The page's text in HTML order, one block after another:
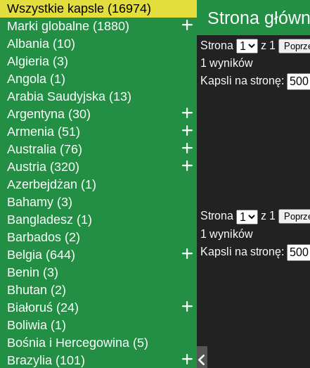
Wszystkie kapsle (16974)
Marki globalne (1880)
Albania (10)
Algieria (3)
Angola (1)
Arabia Saudyjska (13)
Argentyna (30)
Armenia (51)
Australia (76)
Austria (320)
Azerbejdżan (1)
Bahamy (3)
Bangladesz (1)
Barbados (2)
Belgia (644)
Benin (3)
Bhutan (2)
Białoruś (24)
Boliwia (1)
Bośnia i Hercegowina (5)
Brazylia (101)
Strona
Strona z 1
1 wyników
Kapsli na stronę:
Strona z 1
1 wyników
Kapsli na stronę: